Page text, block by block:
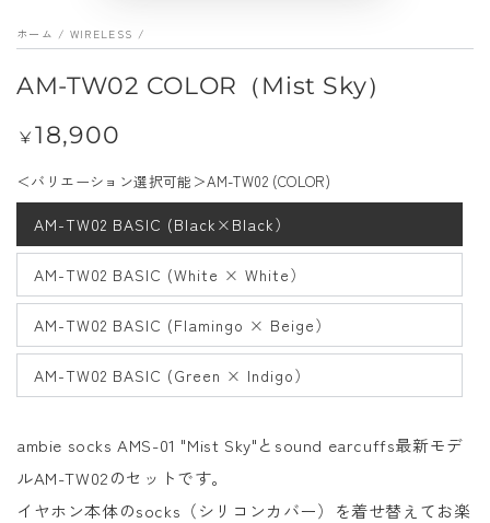
ホーム / WIRELESS /
AM-TW02 COLOR（Mist Sky）
定
¥ 18,900
＜バリエーション選択可能＞AM-TW02 (COLOR)
AM-TW02 BASIC (Black×Black）
AM-TW02 BASIC (White × White）
AM-TW02 BASIC (Flamingo × Beige）
AM-TW02 BASIC (Green × Indigo）
ambie socks AMS-01 "Mist Sky"とsound earcuffs最新モデ
ルAM-TW02のセットです。
イヤホン本体のsocks（シリコンカバー）を着せ替えてお楽